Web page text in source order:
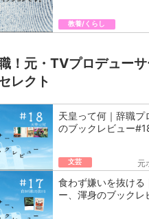
教養/くらし
！元・TVプロデュー
レクト
天皇って何｜辞職プ
のブックレビュー
文芸
元
食わず嫌いを抜ける
ー、渾身のブックレ